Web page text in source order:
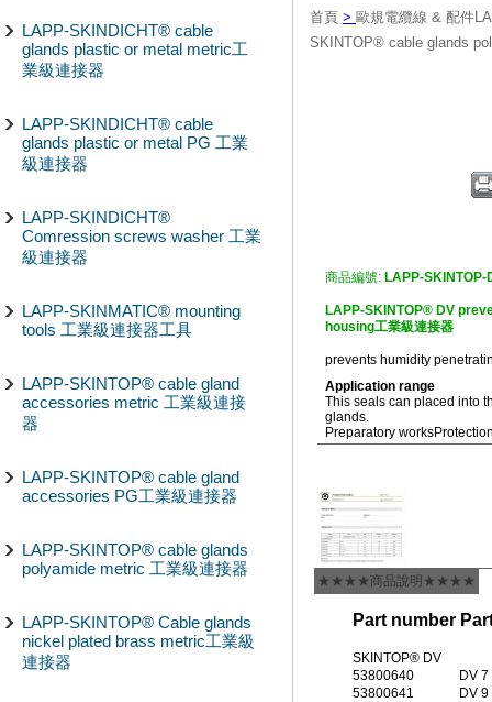
LAPP-SKINDICHT® cable
glands plastic or metal metric工
業級連接器
LAPP-SKINDICHT® cable
glands plastic or metal PG 工業
級連接器
LAPP-SKINDICHT®
Comression screws washer 工業
級連接器
LAPP-SKINMATIC® mounting
tools 工業級連接器工具
LAPP-SKINTOP® cable gland
accessories metric 工業級連接
器
LAPP-SKINTOP® cable gland
accessories PG工業級連接器
LAPP-SKINTOP® cable glands
polyamide metric 工業級連接器
LAPP-SKINTOP® Cable glands
nickel plated brass metric工業級
連接器
首頁 > 歐規電纜線 & 配件
SKINTOP® cable glands
商品編號: LAPP-SKINTOP-
LAPP-SKINTOP® DV
housing工業級連接器
prevents humidity
Application range
This seals can placed into
glands.
Preparatory works
★★★★商品說明★★★★
Part number
SKINTOP® DV
53800640
DV 7
53800641
DV 9